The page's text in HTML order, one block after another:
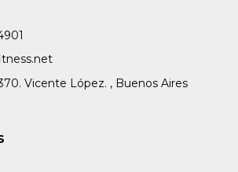
Vicente López. , Buenos Aires